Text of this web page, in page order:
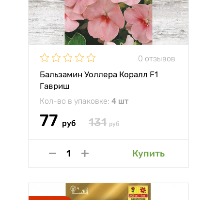
0 отзывов
Бальзамин Уоллера Коралл F1
Гавриш
Кол-во в упаковке: 4 шт
77 руб 131 руб
Купить